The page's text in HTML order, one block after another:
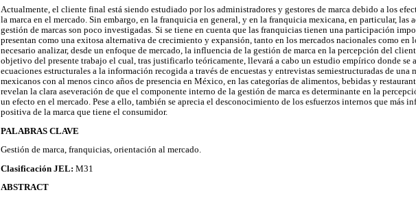
Actualmente, el cliente final está siendo estudiado por los administradores y gestores de marca debido a los
la marca en el mercado. Sin embargo, en la franquicia en general, y en la franquicia mexicana, en particular, las
gestión de marcas son poco investigadas. Si se tiene en cuenta que las franquicias tienen una participación
presentan como una exitosa alternativa de crecimiento y expansión, tanto en los mercados nacionales como en
necesario analizar, desde un enfoque de mercado, la influencia de la gestión de marca en la percepción del
objetivo del presente trabajo el cual, tras justificarlo teóricamente, llevará a cabo un estudio empírico donde se
ecuaciones estructurales a la información recogida a través de encuestas y entrevistas semiestructuradas de una
mexicanos con al menos cinco años de presencia en México, en las categorías de alimentos, bebidas y
revelan la clara aseveración de que el componente interno de la gestión de marca es determinante en la
un efecto en el mercado. Pese a ello, también se aprecia el desconocimiento de los esfuerzos internos que más
positiva de la marca que tiene el consumidor.
PALABRAS CLAVE
Gestión de marca, franquicias, orientación al mercado.
Clasificación JEL: M31
ABSTRACT